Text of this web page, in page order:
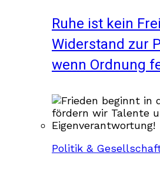
Ruhe ist kein
Widerstand zur
wenn Ordnung
Politik &